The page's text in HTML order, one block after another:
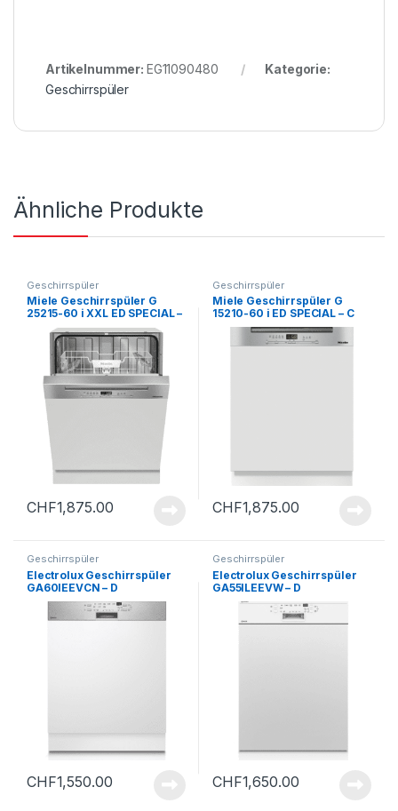
Artikelnummer: EG11090480
Kategorie:
Geschirrspüler
Ähnliche Produkte
Geschirrspüler
Miele Geschirrspüler G
25215-60 i XXL ED SPECIAL –
CHF1,875.00
Geschirrspüler
Miele Geschirrspüler G
15210-60 i ED SPECIAL – C
CHF1,875.00
Geschirrspüler
Electrolux Geschirrspüler
GA60IEEVCN – D
CHF1,550.00
Geschirrspüler
Electrolux Geschirrspüler
GA55ILEEVW – D
CHF1,650.00